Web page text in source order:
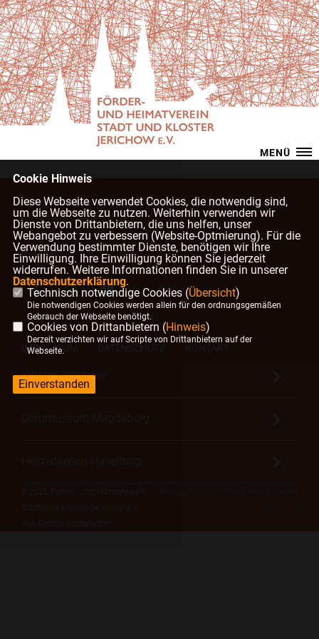
MENÜ
Herzlichen Willkommen beim Förder- und Heimatverein Stadt
und Kloster Jerichow e.V.!
Hier erhalten Sie einen Überblick über unseren Verein und seine
Aktivitäten!
IMPRESSUM
Kloster Jerichow
Cookie Hinweis
Diese Webseite verwendet Cookies, die notwendig sind,
um die Webseite zu nutzen. Weiterhin verwenden wir
Dienste von Drittanbietern, die uns helfen, unser
Webangebot zu verbessern (Website-Optmierung). Für die
Verwendung bestimmter Dienste, benötigen wir Ihre
Einwilligung. Ihre Einwilligung können Sie jederzeit
widerrufen. Weitere Informationen finden Sie in unserer
Datenschutzerklärung.
Technisch notwendige Cookies (Übersicht)
Die notwendigen Cookies werden allein für den ordnungsgemäßen
Gebrauch der Webseite benötigt.
Cookies von Drittanbietern (Hinweis)
Derzeit verzichten wir auf Scripte von Drittanbietern auf der
Webseite.
Einverstanden